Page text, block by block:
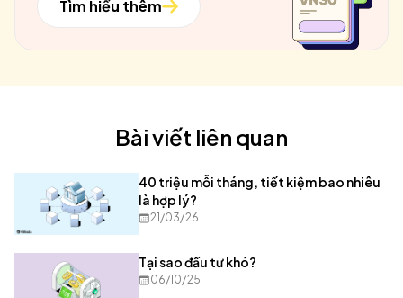
Tìm hiểu thêm
Bài viết liên quan
40 triệu mỗi tháng, tiết kiệm bao nhiêu
là hợp lý?
21/03/26
Tại sao đầu tư khó?
06/10/25